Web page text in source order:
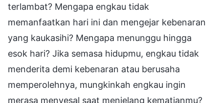
terlambat? Mengapa engkau tidak
memanfaatkan hari ini dan mengejar kebenaran
yang kaukasihi? Mengapa menunggu hingga
esok hari? Jika semasa hidupmu, engkau tidak
menderita demi kebenaran atau berusaha
memperolehnya, mungkinkah engkau ingin
merasa menyesal saat menjelang kematianmu?